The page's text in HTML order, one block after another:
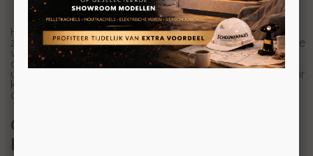
Het driezijdige vuurzicht zorgt ervoor dat het vuur altijd
zichtbaar blijft, waar u ook zit in de ruimte. De realistische
vlammen, het realistische houtset en de verschillende
afwerkingsmogelijkheden geven de haard een luxe en
uitnodigende uitstraling. Voor nog beter zicht op het vuur
kan de haard optioneel worden uitgevoerd met
ontspiegeld glas (AR glas).
Comfortabel en eenvoudig te
bedienen